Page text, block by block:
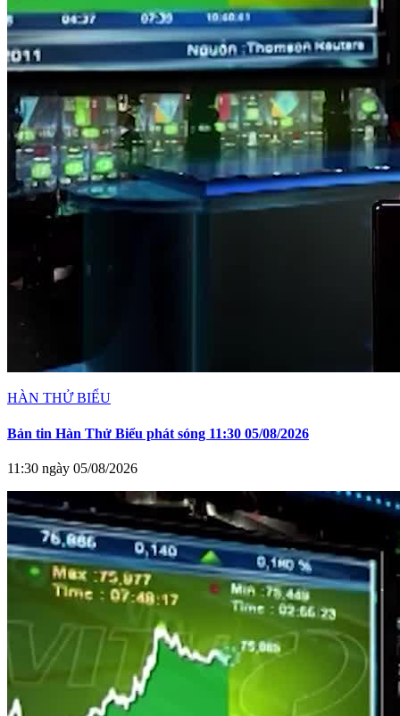
HÀN THỬ BIỂU
Bản tin Hàn Thử Biểu phát sóng 11:30 05/08/2026
11:30 ngày 05/08/2026